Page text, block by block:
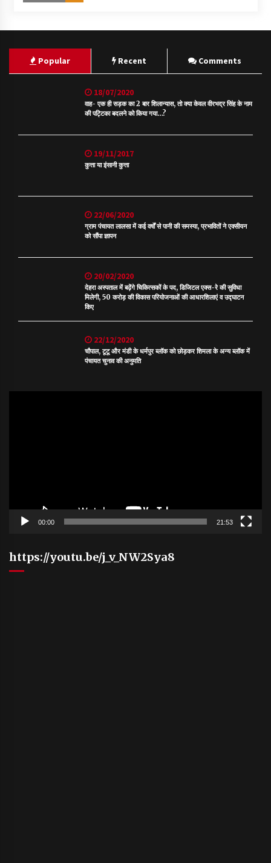
Popular Recent Comments
18/07/2020
वाह- एक ही सड़क का 2 बार शिलान्यास, तो क्या केवल वीरभद्र सिंह के नाम
की पट्टिका बदलने को किया गया…?
19/11/2017
कुत्ता या इंसानी कुत्ता
22/06/2020
ग्राम पंचायत लालसा में कई वर्षों से पानी की समस्या, प्रभावितों ने एक्सीयन
को सौंपा ज्ञापन
20/02/2020
देहरा अस्पताल में बढ़ेंगे चिकित्सकों के पद, डिजिटल एक्स-रे की सुविधा
मिलेगी, 50 करोड़ की विकास परियोजनाओं की आधारशिलाएं व उद्घाटन
किए
22/12/2020
चौपाल, टूटू और मंडी के धर्मपुर ब्लॉक को छोड़कर शिमला के अन्य ब्लॉक में
पंचायत चुनाव की अनुमति
00:00 21:53
https://youtu.be/j_v_NW2Sya8